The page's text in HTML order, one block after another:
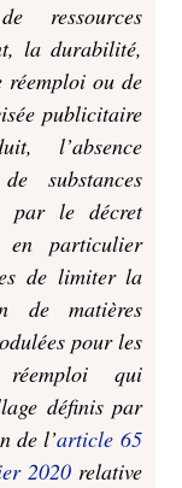
ressources
la durabilité,
ou de
publicitaire
l’absence
substances
par le décret
particulier
de limiter la
de matières
pour les
réemploi qui
définis par
de l’article 65
2020 relative